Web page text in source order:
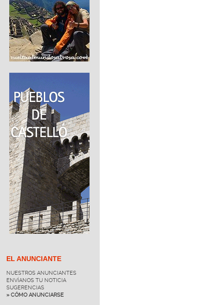
EL ANUNCIANTE
NUESTROS ANUNCIANTES
ENVÍANOS TU NOTICIA
SUGERENCIAS
» CÓMO ANUNCIARSE